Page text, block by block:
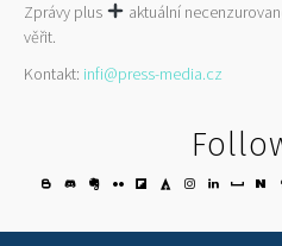
Zprávy plus
aktuální
věřit.
Kontakt: infi@press-media.cz